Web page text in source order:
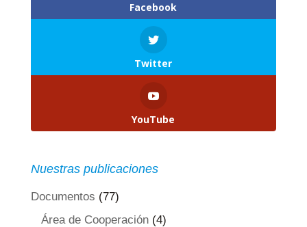
Facebook
Twitter
YouTube
Nuestras publicaciones
Documentos (77)
Área de Cooperación(4)